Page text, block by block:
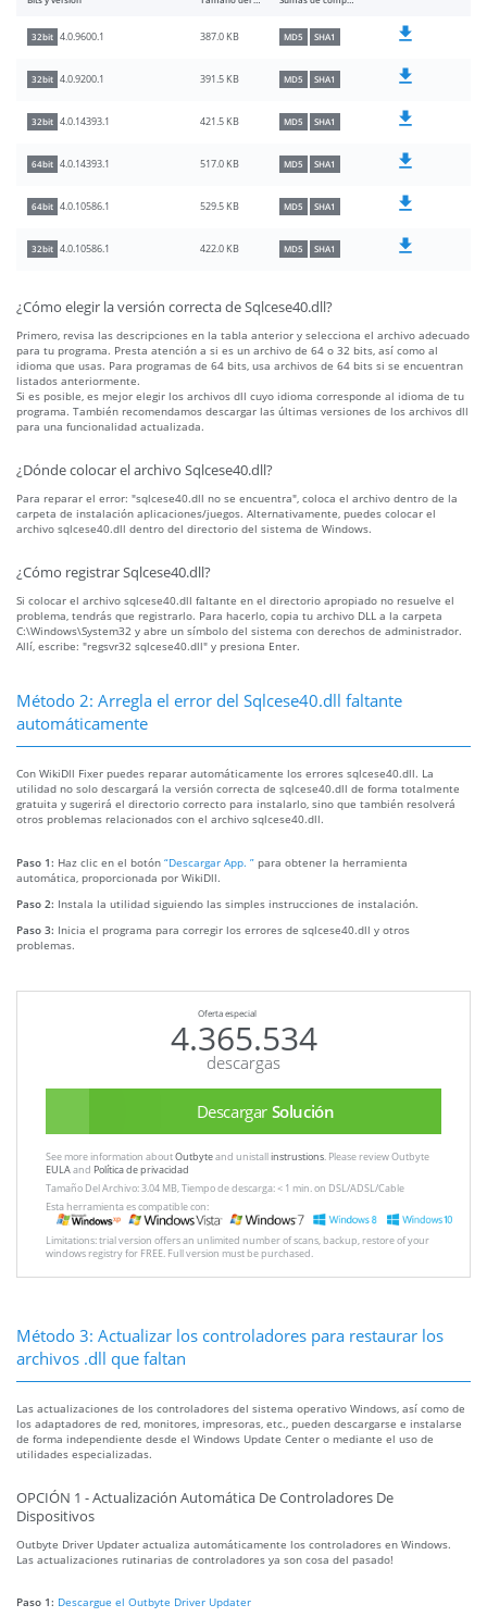
32bit 4.0.9600.1 387.0 KB MD5 SHA1
32bit 4.0.9200.1 391.5 KB MD5 SHA1
32bit 4.0.14393.1 421.5 KB MD5 SHA1
64bit 4.0.14393.1 517.0 KB MD5 SHA1
64bit 4.0.10586.1 529.5 KB MD5 SHA1
32bit 4.0.10586.1 422.0 KB MD5 SHA1
¿Cómo elegir la versión correcta de Sqlcese40.dll?
Primero, revisa las descripciones en la tabla anterior y selecciona el archivo adecuado
para tu programa. Presta atención a si es un archivo de 64 o 32 bits, así como al
idioma que usas. Para programas de 64 bits, usa archivos de 64 bits si se encuentran
listados anteriormente.
Si es posible, es mejor elegir los archivos dll cuyo idioma corresponde al idioma de tu
programa. También recomendamos descargar las últimas versiones de los archivos dll
para una funcionalidad actualizada.
¿Dónde colocar el archivo Sqlcese40.dll?
Para reparar el error: "sqlcese40.dll no se encuentra", coloca el archivo dentro de la
carpeta de instalación aplicaciones/juegos. Alternativamente, puedes colocar el
archivo sqlcese40.dll dentro del directorio del sistema de Windows.
¿Cómo registrar Sqlcese40.dll?
Si colocar el archivo sqlcese40.dll faltante en el directorio apropiado no resuelve el
problema, tendrás que registrarlo. Para hacerlo, copia tu archivo DLL a la carpeta
C:\Windows\System32 y abre un símbolo del sistema con derechos de administrador.
Allí, escribe: "regsvr32 sqlcese40.dll" y presiona Enter.
Método 2: Arregla el error del Sqlcese40.dll faltante
automáticamente
Con WikiDll Fixer puedes reparar automáticamente los errores sqlcese40.dll. La
utilidad no solo descargará la versión correcta de sqlcese40.dll de forma totalmente
gratuita y sugerirá el directorio correcto para instalarlo, sino que también resolverá
otros problemas relacionados con el archivo sqlcese40.dll.
Paso 1: Haz clic en el botón “Descargar App. ” para obtener la herramienta
automática, proporcionada por WikiDll.
Paso 2: Instala la utilidad siguiendo las simples instrucciones de instalación.
Paso 3: Inicia el programa para corregir los errores de sqlcese40.dll y otros
problemas.
Oferta especial
4.365.534
descargas
Descargar Solución
See more information aboutOutbyteand unistallinstrustions. Please review Outbyte
EULAand Política de privacidad
Tamaño Del Archivo: 3.04 MB, Tiempo de descarga: < 1 min. on DSL/ADSL/Cable
Esta herramienta es compatible con:
Limitations: trial version offers an unlimited number of scans, backup, restore of your
windows registry for FREE. Full version must be purchased.
Método 3: Actualizar los controladores para restaurar los
archivos .dll que faltan
Las actualizaciones de los controladores del sistema operativo Windows, así como de
los adaptadores de red, monitores, impresoras, etc., pueden descargarse e instalarse
de forma independiente desde el Windows Update Center o mediante el uso de
utilidades especializadas.
OPCIÓN 1 - Actualización Automática De Controladores De
Dispositivos
Outbyte Driver Updater actualiza automáticamente los controladores en Windows.
Las actualizaciones rutinarias de controladores ya son cosa del pasado!
Paso 1: Descargue el Outbyte Driver Updater